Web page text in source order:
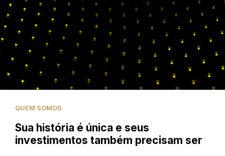
QUEM SOMOS
Sua história é única e seus
investimentos também precisam ser